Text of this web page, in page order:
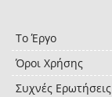
Το Έργο
Όροι Χρήσης
Συχνές Ερωτήσεις